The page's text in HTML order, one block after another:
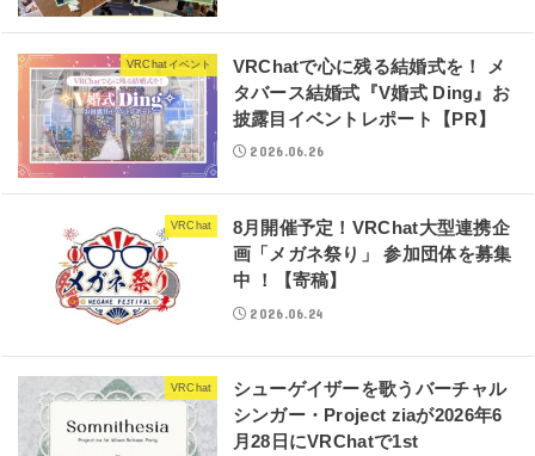
VRChatイベント
VRChatで心に残る結婚式を！ メ
タバース結婚式『V婚式 Ding』お
披露目イベントレポート【PR】
2026.06.26
VRChat
8月開催予定！VRChat大型連携企
画「メガネ祭り」 参加団体を募集
中 ！【寄稿】
2026.06.24
VRChat
シューゲイザーを歌うバーチャル
シンガー・Project ziaが2026年6
月28日にVRChatで1st